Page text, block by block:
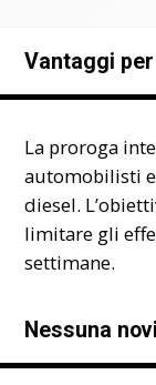
Vantaggi
La proroga
automobilisti
diesel.
limitare gli
settimane.
Nessuna